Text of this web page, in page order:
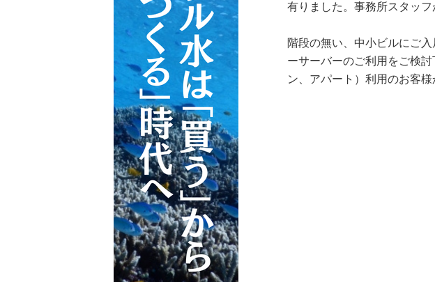
有りました。事務所スタッ
階段の無い、中小ビルにご
ーサーバーのご利用をご検
ン、アパート）利用のお客